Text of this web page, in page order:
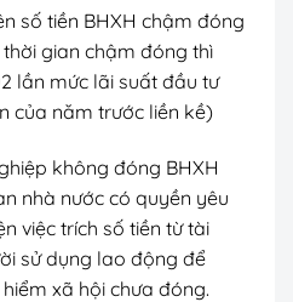
số tiền BHXH chậm đóng
gian chậm đóng thì
lần mức lãi suất đầu tư
của năm trước liền kề)
không đóng BHXH
nhà nước có quyền yêu
việc trích số tiền từ tài
sử dụng lao động để
xã hội chưa đóng.